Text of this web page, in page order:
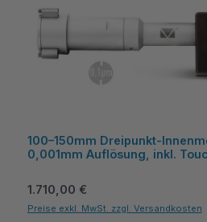
100–150mm Dreipunkt-
0,001mm Auflösung, inkl.
Metrology
Regulärer Preis:
1.710,00 €
Preise exkl. MwSt. zzgl. Versandkosten